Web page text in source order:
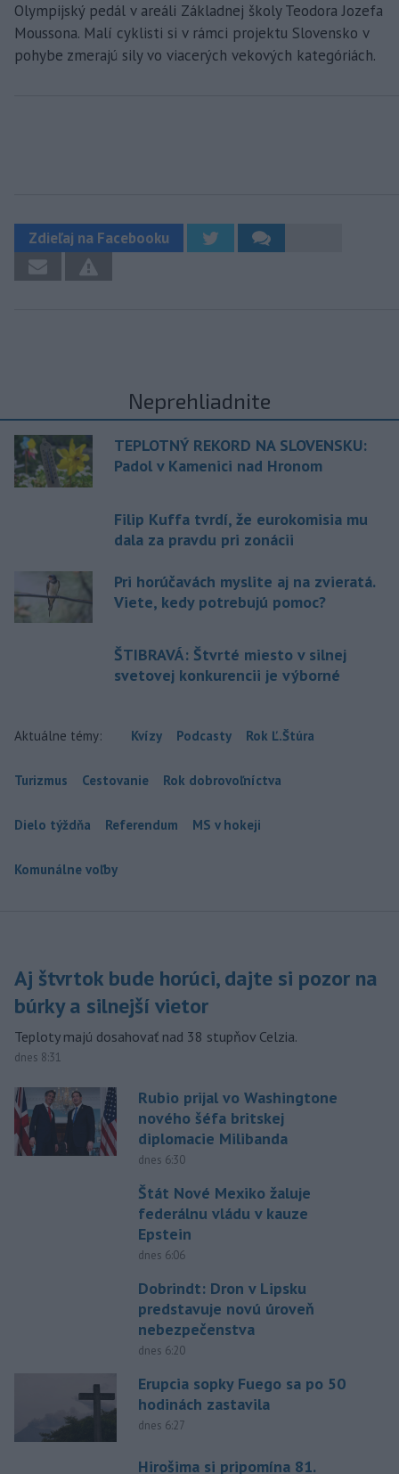
Olympijský pedál v areáli Základnej školy Teodora Jozefa
Moussona. Malí cyklisti si v rámci projektu Slovensko v
pohybe zmerajú sily vo viacerých vekových kategóriách.
Zdieľaj na Facebooku
Neprehliadnite
TEPLOTNÝ REKORD NA SLOVENSKU:
Padol v Kamenici nad Hronom
Filip Kuffa tvrdí, že eurokomisia mu
dala za pravdu pri zonácii
Pri horúčavách myslite aj na zvieratá.
Viete, kedy potrebujú pomoc?
ŠTIBRAVÁ: Štvrté miesto v silnej
svetovej konkurencii je výborné
Aktuálne témy: Kvízy Podcasty Rok Ľ.Štúra
Turizmus Cestovanie Rok dobrovoľníctva
Dielo týždňa Referendum MS v hokeji
Komunálne voľby
Aj štvrtok bude horúci, dajte si pozor na
búrky a silnejší vietor
Teploty majú dosahovať nad 38 stupňov Celzia.
dnes 8:31
Rubio prijal vo Washingtone
nového šéfa britskej
diplomacie Milibanda
dnes 6:30
Štát Nové Mexiko žaluje
federálnu vládu v kauze
Epstein
dnes 6:06
Dobrindt: Dron v Lipsku
predstavuje novú úroveň
nebezpečenstva
dnes 6:20
Erupcia sopky Fuego sa po 50
hodinách zastavila
dnes 6:27
Hirošima si pripomína 81.